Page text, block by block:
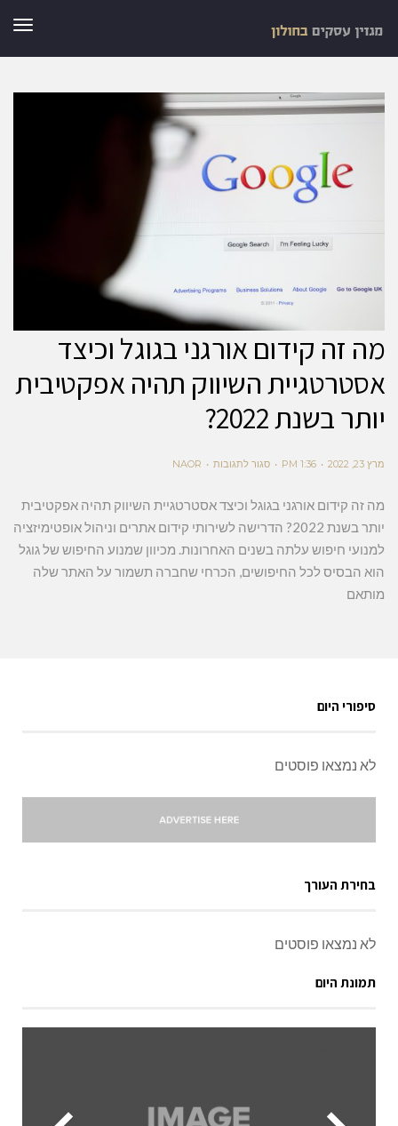
מה זה קידום אורגני בגוגל וכיצד
אסטרטגיית השיווק תהיה אפקטיבית
יותר בשנת 2022?
מרץ 23, 2022 1:36 PM סגור לתגובות NAOR
מה זה קידום אורגני בגוגל וכיצד אסטרטגיית השיווק תהיה אפקטיבית
יותר בשנת 2022? הדרישה לשירותי קידום אתרים וניהול אופטימיזציה
למנועי חיפוש עלתה בשנים האחרונות. מכיוון שמנוע החיפוש של גוגל
הוא הבסיס לכל החיפושים, הכרחי שחברה תשמור על האתר שלה
מותאם
סיפורי היום
לא נמצאו פוסטים
בחירת העורך
לא נמצאו פוסטים
תמונת היום